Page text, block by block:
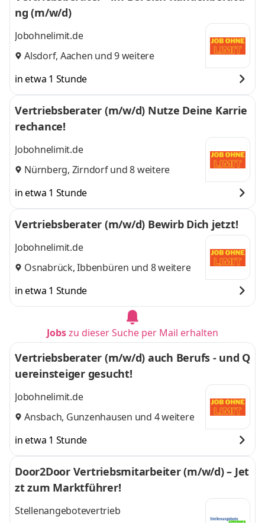
ng (m/w/d)
Jobohnelimit.de
Alsdorf, Aachen und 9 weitere
in etwa 1 Stunde
Vertriebsberater (m/w/d) Nutze Deine Karrie
rechance!
Jobohnelimit.de
Nürnberg, Zirndorfund 8 weitere
in etwa 1 Stunde
Vertriebsberater (m/w/d) Bewirb Dich jetzt!
Jobohnelimit.de
Osnabrück,Ibbenbüren und 8 weitere
in etwa 1 Stunde
Jobszu dieser Suche per Mail erhalten
Vertriebsberater (m/w/d) auch Berufs - und Q
uereinsteiger gesucht!
Jobohnelimit.de
Ansbach, Gunzenhausen und 4 weitere
in etwa 1 Stunde
Door2Door Vertriebsmitarbeiter (m/w/d) – Jet
zt zum Marktführer!
Stellenangebotevertrieb